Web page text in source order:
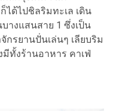
ได้ไปชิลริมทะเล เดิน
างแสนสาย 1 ซึ่งเป็น
กรยานปั่นเล่นๆ เลียบริม
ทั้งร้านอาหาร คาเฟ่